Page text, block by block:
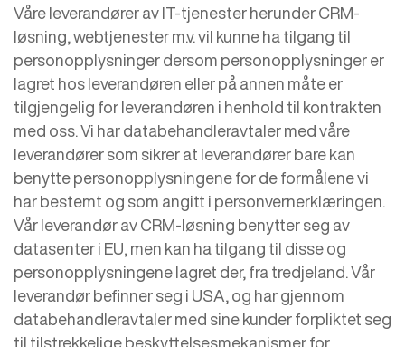
Våre leverandører av IT-tjenester herunder CRM-
løsning, webtjenester m.v. vil kunne ha tilgang til
personopplysninger dersom personopplysninger er
lagret hos leverandøren eller på annen måte er
tilgjengelig for leverandøren i henhold til kontrakten
med oss. Vi har databehandleravtaler med våre
leverandører som sikrer at leverandører bare kan
benytte personopplysningene for de formålene vi
har bestemt og som angitt i personvernerklæringen.
Vår leverandør av CRM-løsning benytter seg av
datasenter i EU, men kan ha tilgang til disse og
personopplysningene lagret der, fra tredjeland. Vår
leverandør befinner seg i USA, og har gjennom
databehandleravtaler med sine kunder forpliktet seg